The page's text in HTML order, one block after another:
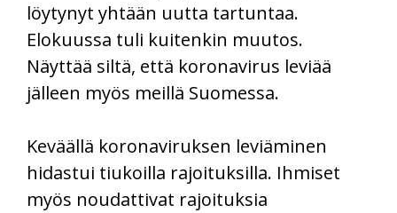
löytynyt yhtään uutta tartuntaa.
Elokuussa tuli kuitenkin muutos.
Näyttää siltä, että koronavirus leviää
jälleen myös meillä Suomessa.
Keväällä koronaviruksen leviäminen
hidastui tiukoilla rajoituksilla. Ihmiset
myös noudattivat rajoituksia